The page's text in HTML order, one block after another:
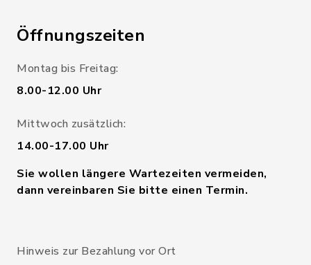
Öffnungszeiten
Montag bis Freitag:
8.00-12.00 Uhr
Mittwoch zusätzlich:
14.00-17.00 Uhr
Sie wollen längere Wartezeiten vermeiden,
dann vereinbaren Sie bitte einen Termin.
Hinweis zur Bezahlung vor Ort